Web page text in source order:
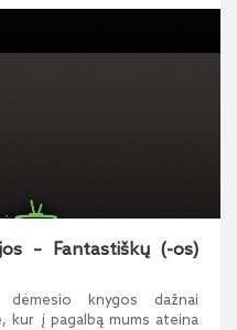
– Fantastiškų (-os)
knygos dažnai
kur į pagalbą mums ateina